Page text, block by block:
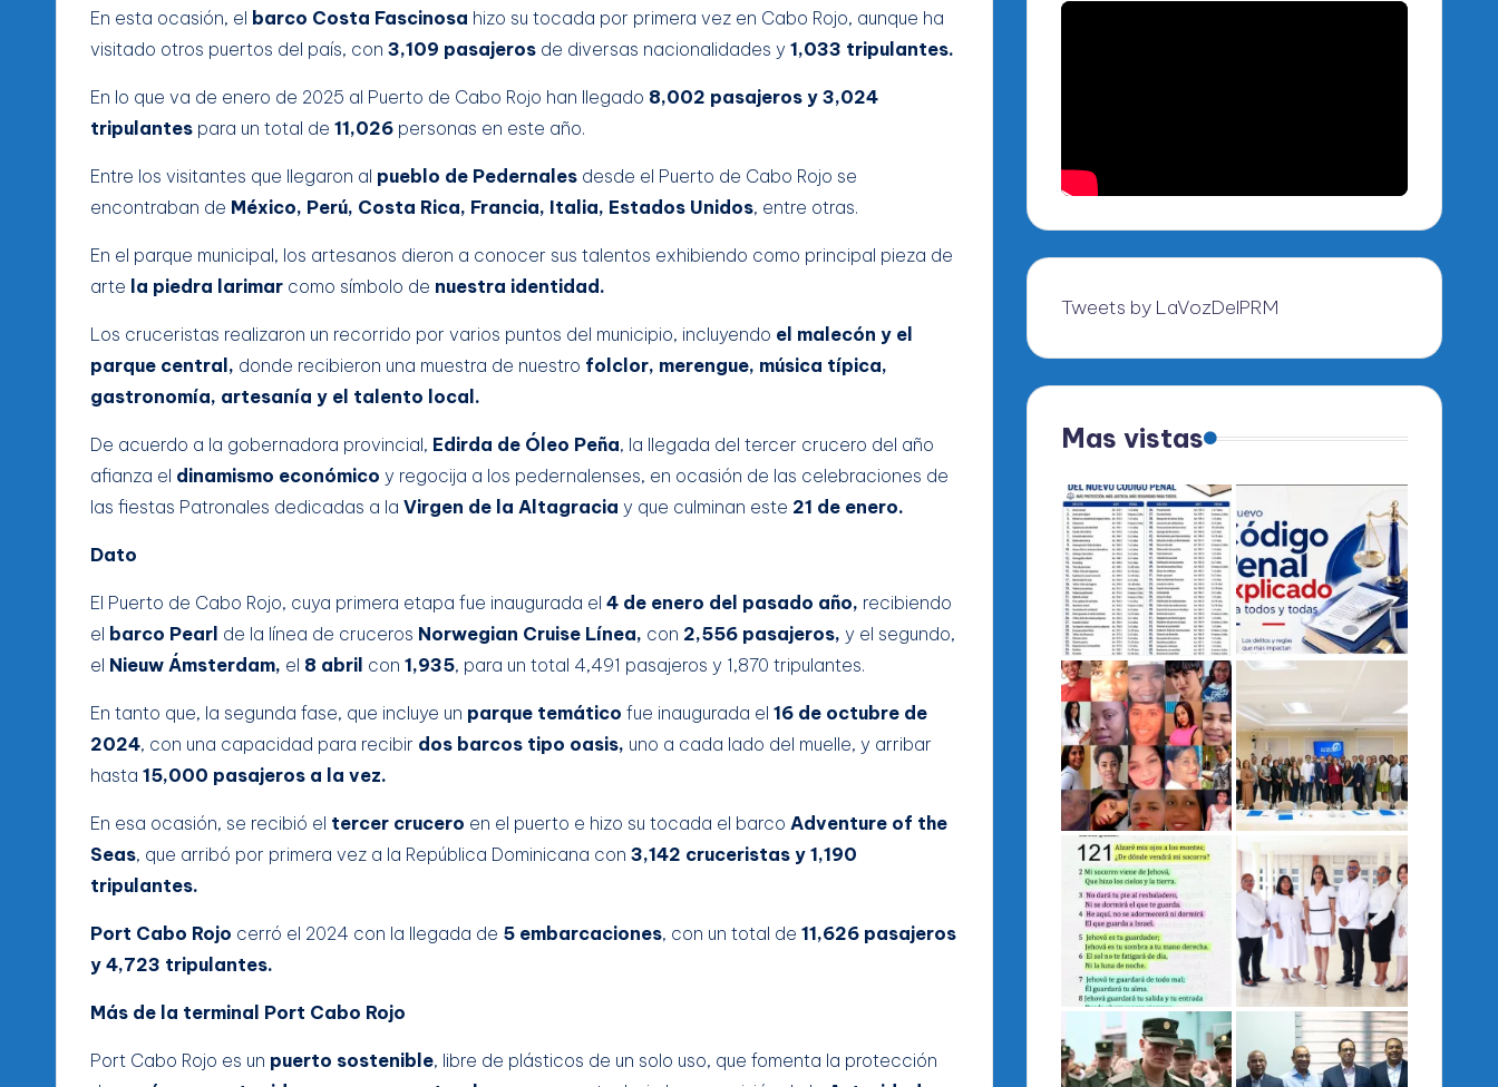
En esta ocasión, el barco Costa Fascinosa hizo su tocada por primera vez en Cabo Rojo, aunque ha
visitado otros puertos del país, con 3,109 pasajeros de diversas nacionalidades y 1,033 tripulantes.
En lo que va de enero de 2025 al Puerto de Cabo Rojo han llegado 8,002 pasajeros y 3,024
tripulantes para un total de 11,026 personas en este año.
Entre los visitantes que llegaron al pueblo de Pedernales desde el Puerto de Cabo Rojo se
encontraban de México, Perú, Costa Rica, Francia, Italia, Estados Unidos, entre otras.
En el parque municipal, los artesanos dieron a conocer sus talentos exhibiendo como principal pieza de
arte la piedra larimar como símbolo de nuestra identidad.
Los cruceristas realizaron un recorrido por varios puntos del municipio, incluyendo el malecón y el
parque central, donde recibieron una muestra de nuestro folclor, merengue, música típica,
gastronomía, artesanía y el talento local.
De acuerdo a la gobernadora provincial, Edirda de Óleo Peña, la llegada del tercer crucero del año
afianza el dinamismo económico y regocija a los pedernalenses, en ocasión de las celebraciones de
las fiestas Patronales dedicadas a la Virgen de la Altagracia y que culminan este 21 de enero.
Dato
El Puerto de Cabo Rojo, cuya primera etapa fue inaugurada el 4 de enero del pasado año, recibiendo
el barco Pearl de la línea de cruceros Norwegian Cruise Línea, con 2,556 pasajeros, y el segundo,
el Nieuw Ámsterdam, el 8 abril con 1,935, para un total 4,491 pasajeros y 1,870 tripulantes.
En tanto que, la segunda fase, que incluye un parque temático fue inaugurada el 16 de octubre de
2024, con una capacidad para recibir dos barcos tipo oasis, uno a cada lado del muelle, y arribar
hasta 15,000 pasajeros a la vez.
En esa ocasión, se recibió el tercer crucero en el puerto e hizo su tocada el barco Adventure of the
Seas, que arribó por primera vez a la República Dominicana con 3,142 cruceristas y 1,190
tripulantes.
Port Cabo Rojo cerró el 2024 con la llegada de 5 embarcaciones, con un total de 11,626 pasajeros
y 4,723 tripulantes.
Más de la terminal Port Cabo Rojo
Port Cabo Rojo es un puerto sostenible, libre de plásticos de un solo uso, que fomenta la protección
Tweets by LaVozDelPRM
Mas vistas